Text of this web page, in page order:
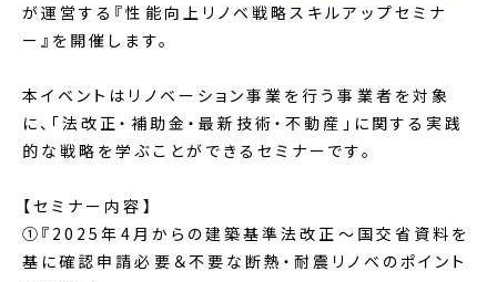
が運営する『性能向上リノベ戦略スキルアップセミナ
ー』を開催します。
本イベントはリノベーション事業を行う事業者を対象
に、「法改正・補助金・最新技術・不動産」に関する実践
的な戦略を学ぶことができるセミナーです。
【セミナー内容】
①『2025年4月からの建築基準法改正～国交省資料を
基に確認申請必要＆不要な断熱・耐震リノベのポイント